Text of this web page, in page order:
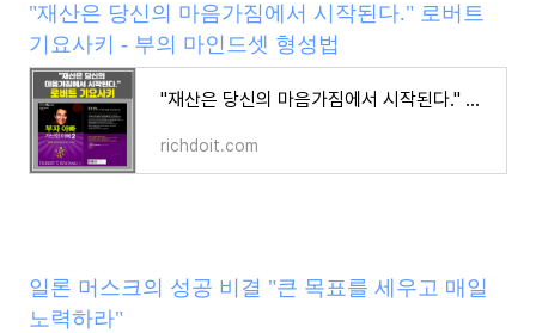
"재산은 당신의 마음가짐에서 시작된다." 로버트
기요사키 - 부의 마인드셋 형성법
"재산은 당신의 마음가짐에서 시작된다." 로버트 기요사키 - 부의 마인드셋 형성법
richdoit.com
일론 머스크의 성공 비결 "큰 목표를 세우고 매일
노력하라"